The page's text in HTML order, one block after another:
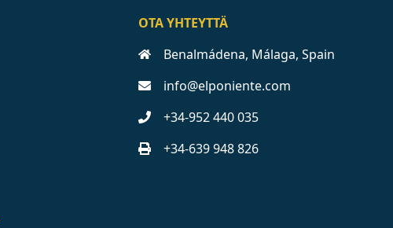
OTA YHTEYTTÄ
Benalmádena, Málaga, Spain
info@elponiente.com
+34-952 440 035
+34-639 948 826